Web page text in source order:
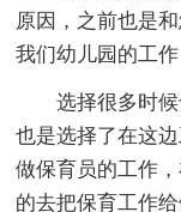
原因，之前也是
我们幼儿园的工
选择很多时候
也是选择了在这
做保育员的工作
的去把保育工作